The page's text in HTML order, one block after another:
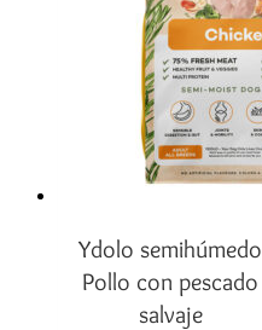
Ydolo semihúmedo
Pollo con pescado
salvaje